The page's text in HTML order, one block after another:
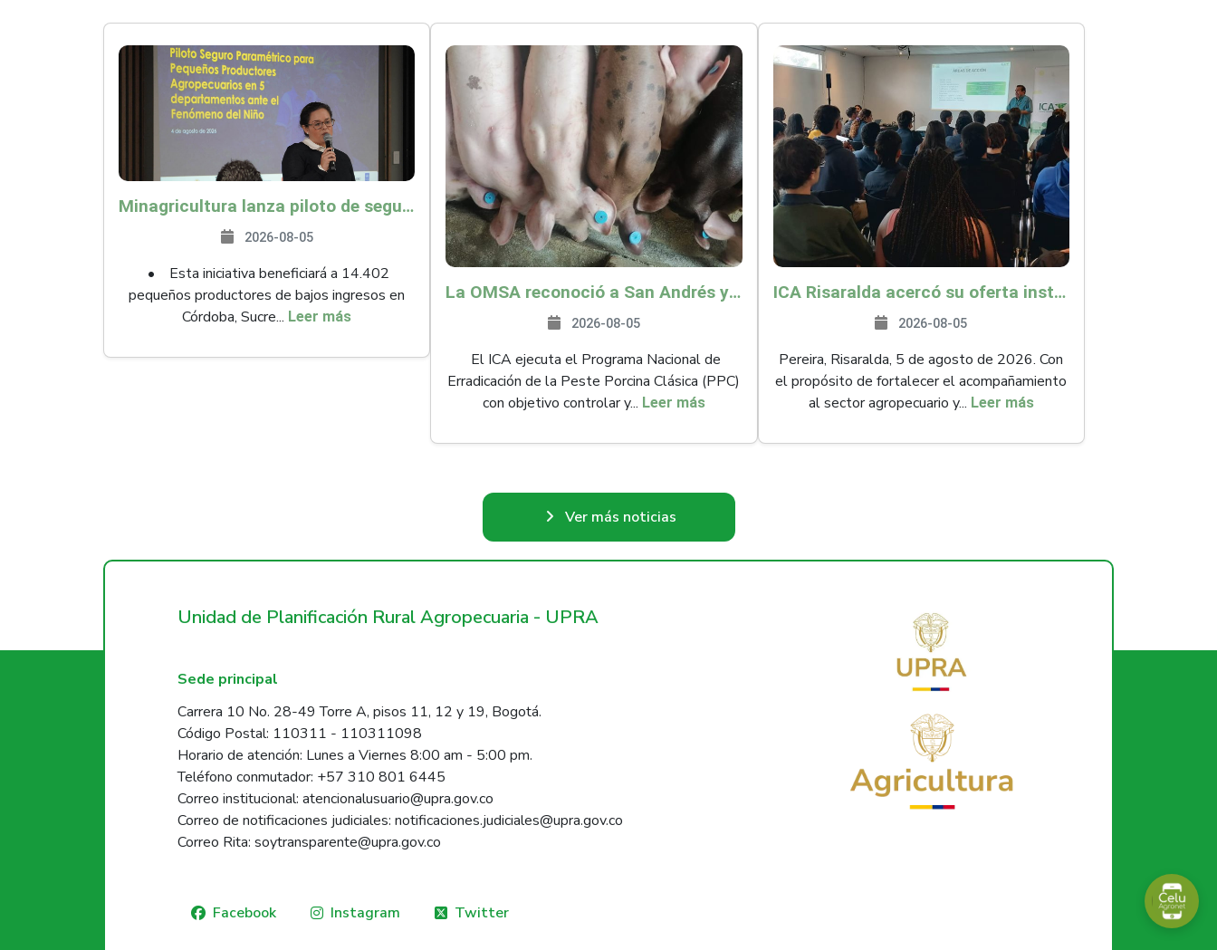
Minagricultura lanza piloto de seguro agropecuario por $9.625 millones para proteger a más de 14.000 pequeños productores contra riesgos del Fenómeno de El Niño
2026-08-05
• Esta iniciativa beneficiará a 14.402
pequeños productores de bajos ingresos en
Córdoba, Sucre... Leer más
La OMSA reconoció a San Andrés y Providencia como zona libre de Peste Porcina Clásica (PPC)
2026-08-05
El ICA ejecuta el Programa Nacional de
Erradicación de la Peste Porcina Clásica (PPC)
con objetivo controlar y... Leer más
ICA Risaralda acercó su oferta institucional a productores y emprendedores en Expocamello
2026-08-05
Pereira, Risaralda, 5 de agosto de 2026. Con
el propósito de fortalecer el acompañamiento
al sector agropecuario y... Leer más
Ver más noticias
Unidad de Planificación Rural Agropecuaria - UPRA
Sede principal
Carrera 10 No. 28-49 Torre A, pisos 11, 12 y 19, Bogotá.
Código Postal: 110311 - 110311098
Horario de atención: Lunes a Viernes 8:00 am - 5:00 pm.
Teléfono conmutador: +57 310 801 6445
Correo institucional: atencionalusuario@upra.gov.co
Correo de notificaciones judiciales: notificaciones.judiciales@upra.gov.co
Correo Rita: soytransparente@upra.gov.co
Facebook Instagram Twitter